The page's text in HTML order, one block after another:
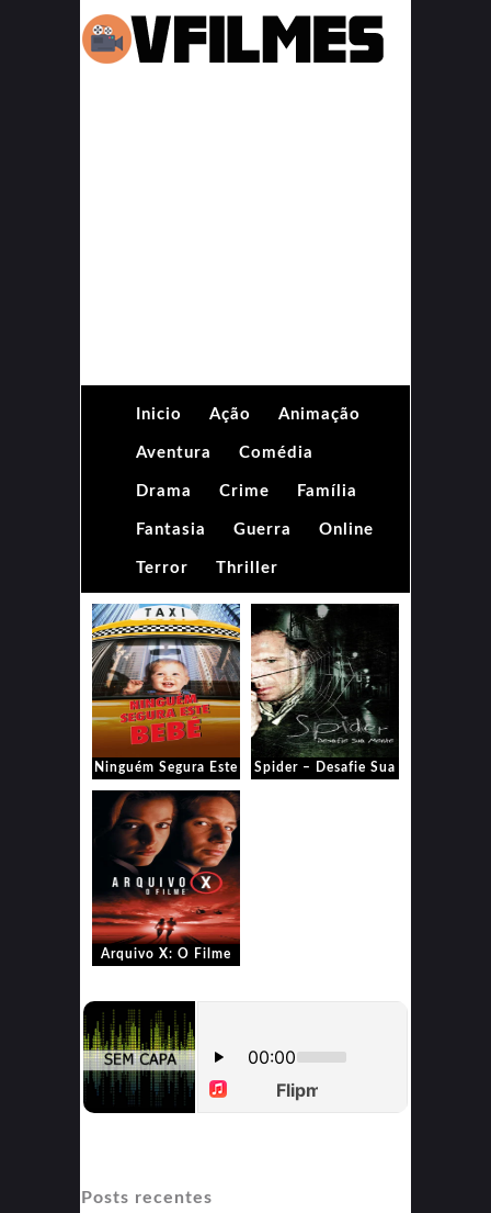
Inicio Ação Animação
Aventura Comédia
Drama Crime Família
Fantasia Guerra Online
Terror Thriller
Ninguém Segura Este
Spider – Desafie Sua
Arquivo X: O Filme
Posts recentes